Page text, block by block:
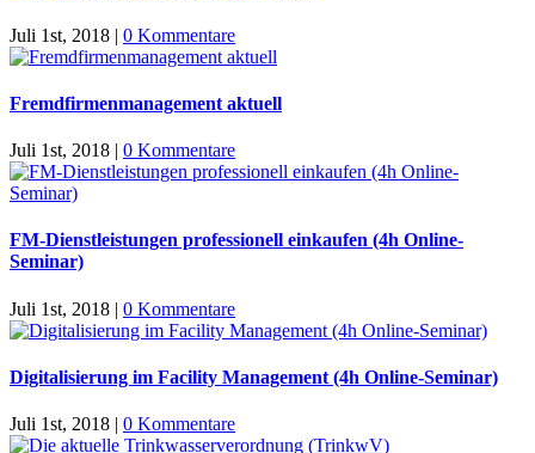
Juli 1st, 2018 | 0 Kommentare
Fremdfirmenmanagement aktuell
Juli 1st, 2018 | 0 Kommentare
FM-Dienstleistungen professionell einkaufen (4h Online-
Seminar)
Juli 1st, 2018 | 0 Kommentare
Digitalisierung im Facility Management (4h Online-Seminar)
Juli 1st, 2018 | 0 Kommentare